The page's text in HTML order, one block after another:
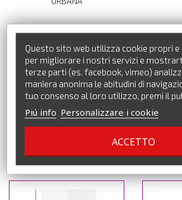
Questo sito web utilizza cookie propri
per migliorare i nostri servizi e
terze parti (es. facebook, vimeo)
maniera anonima le abitudini di
tuo consenso al loro utilizzo, premi il
Piú info Personalizzare i cookie
ACCETTO